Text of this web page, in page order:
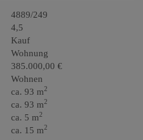
4889/249
4,5
Kauf
Wohnung
385.000,00 €
Wohnen
ca. 93 m2
ca. 93 m2
ca. 5 m2
ca. 15 m2